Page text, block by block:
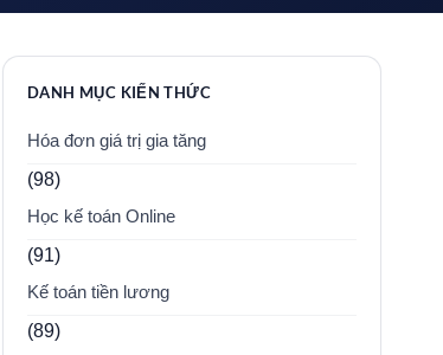
DANH MỤC KIẾN THỨC
Hóa đơn giá trị gia tăng
(98)
Học kế toán Online
(91)
Kế toán tiền lương
(89)